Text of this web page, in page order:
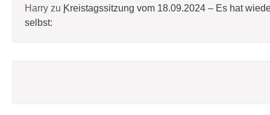
Harry zu Kreistagssitzung vom 18.09.2024 – Es hat
selbst: